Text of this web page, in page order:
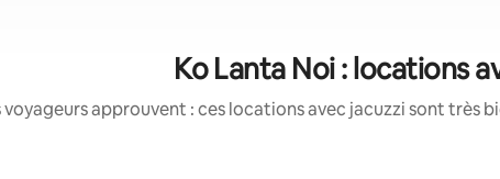
Ko Lanta Noi : locations
voyageurs approuvent : ces locations avec jacuzzi sont